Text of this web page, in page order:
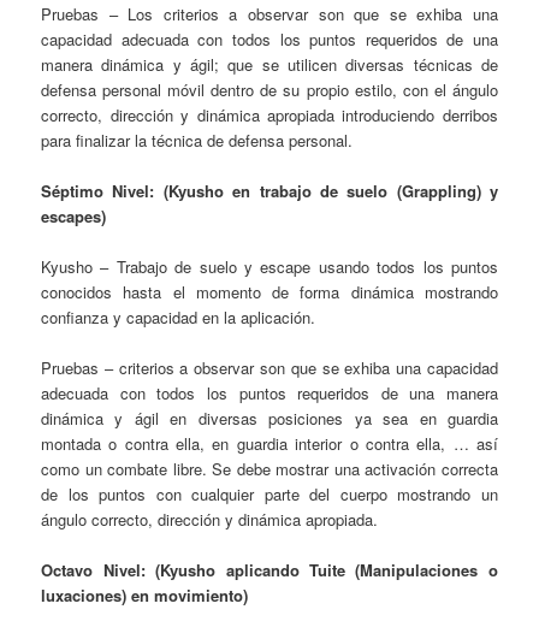
Pruebas – Los criterios a observar son que se exhiba una
capacidad adecuada con todos los puntos requeridos de una
manera dinámica y ágil; que se utilicen diversas técnicas de
defensa personal móvil dentro de su propio estilo, con el ángulo
correcto, dirección y dinámica apropiada introduciendo derribos
para finalizar la técnica de defensa personal.
Séptimo Nivel: (Kyusho en trabajo de suelo (Grappling) y
escapes)
Kyusho – Trabajo de suelo y escape usando todos los puntos
conocidos hasta el momento de forma dinámica mostrando
confianza y capacidad en la aplicación.
Pruebas – criterios a observar son que se exhiba una capacidad
adecuada con todos los puntos requeridos de una manera
dinámica y ágil en diversas posiciones ya sea en guardia
montada o contra ella, en guardia interior o contra ella, … así
como un combate libre. Se debe mostrar una activación correcta
de los puntos con cualquier parte del cuerpo mostrando un
ángulo correcto, dirección y dinámica apropiada.
Octavo Nivel: (Kyusho aplicando Tuite (Manipulaciones o
luxaciones) en movimiento)